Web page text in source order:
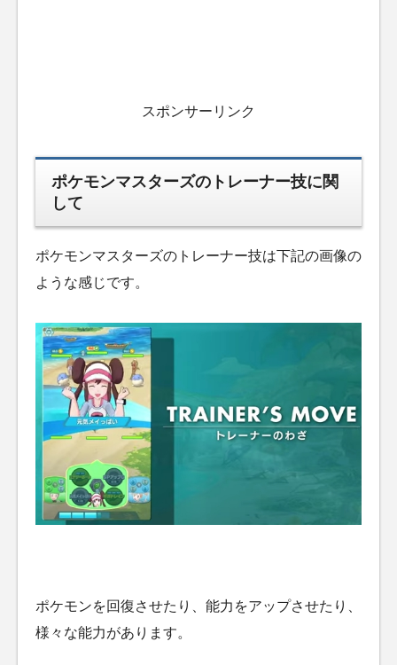
スポンサーリンク
ポケモンマスターズのトレーナー技に関
して
ポケモンマスターズのトレーナー技は下記の画像の
ような感じです。
ポケモンを回復させたり、能力をアップさせたり、
様々な能力があります。